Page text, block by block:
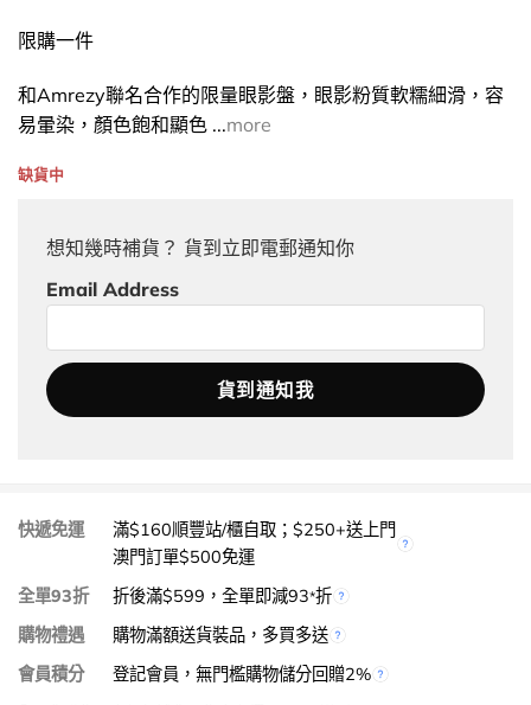
限購一件
和Amrezy聯名合作的限量眼影盤，眼影粉質軟糯細滑，容
易暈染，顏色飽和顯色 ...more
缺貨中
想知幾時補貨？ 貨到立即電郵通知你
Email Address
快遞免運
滿$160順豐站/櫃自取；$250+送上門
澳門訂單$500免運
全單93折
折後滿$599，全單即減93*折
購物禮遇
購物滿額送貨裝品，多買多送
會員積分
登記會員，無門檻購物儲分回贈2%